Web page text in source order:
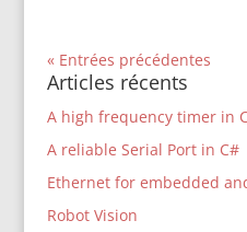
« Entrées précédentes
Articles récents
A high frequency timer in
A reliable Serial Port in C#
Ethernet for embedded
Robot Vision